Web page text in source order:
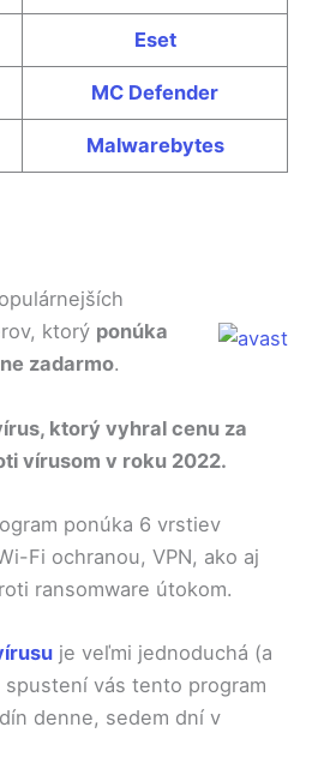
Eset
MC Defender
Malwarebytes
ktorý ponúka
zadarmo.
ktorý vyhral cenu za
vírusom v roku 2022.
ponúka 6 vrstiev
Fi ochranou, VPN, ako aj
ransomware útokom.
je veľmi jednoduchá (a
spustení vás tento program
denne, sedem dní v